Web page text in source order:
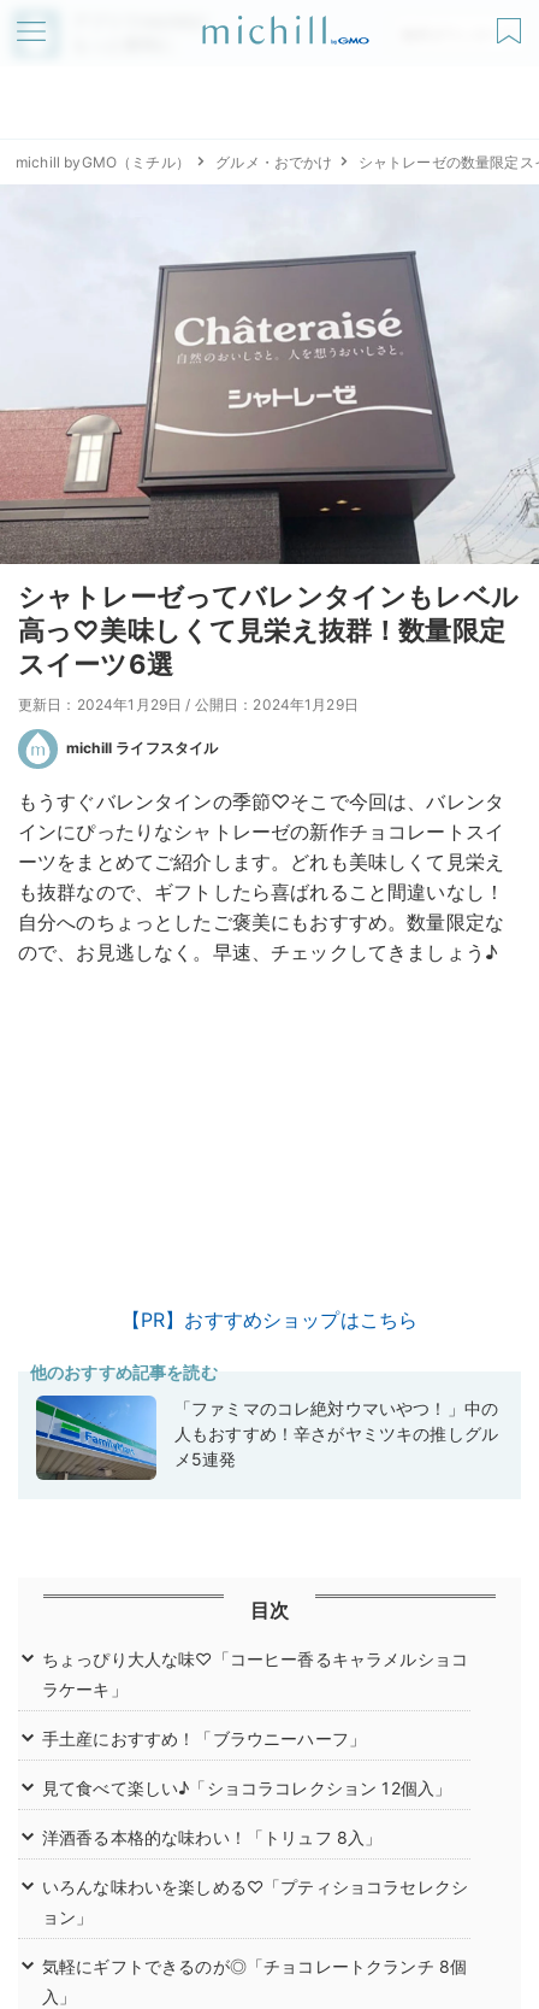
アプリでmichillが
無料ダウンロード
michill byGMO（ミチル） グルメ・おでかけ シャトレーゼの数量限定ス
シャトレーゼってバレンタインもレベル
高っ♡美味しくて見栄え抜群！数量限定
スイーツ6選
更新日：2024年1月29日 / 公開日：2024年1月29日
michill ライフスタイル
もうすぐバレンタインの季節♡そこで今回は、バレンタ
インにぴったりなシャトレーゼの新作チョコレートスイ
ーツをまとめてご紹介します。どれも美味しくて見栄え
も抜群なので、ギフトしたら喜ばれること間違いなし！
自分へのちょっとしたご褒美にもおすすめ。数量限定な
ので、お見逃しなく。早速、チェックしてきましょう♪
【PR】おすすめショップはこちら
他のおすすめ記事を読む
「ファミマのコレ絶対ウマいやつ！」中の
人もおすすめ！辛さがヤミツキの推しグル
メ5連発
目次
ちょっぴり大人な味♡「コーヒー香るキャラメルショコ
ラケーキ」
手土産におすすめ！「ブラウニーハーフ」
見て食べて楽しい♪「ショコラコレクション 12個入」
洋酒香る本格的な味わい！「トリュフ 8入」
いろんな味わいを楽しめる♡「プティショコラセレクシ
ョン」
気軽にギフトできるのが◎「チョコレートクランチ 8個
入」